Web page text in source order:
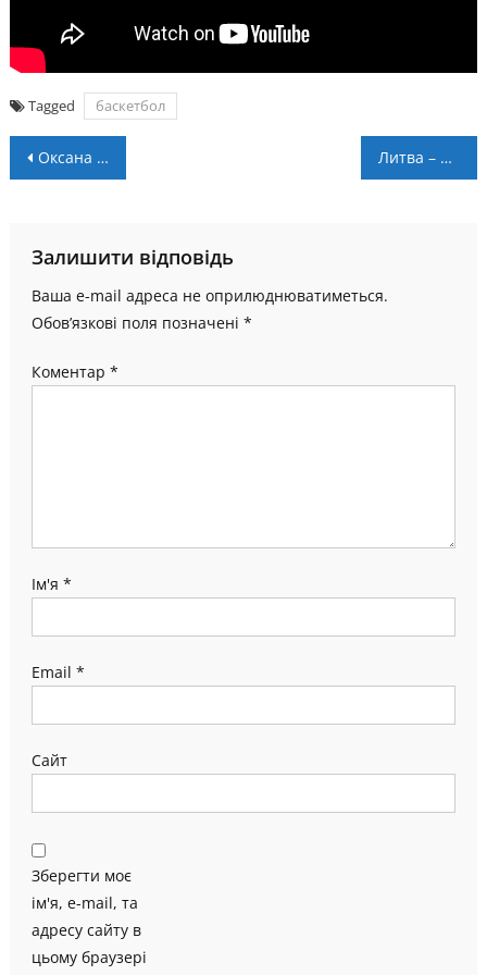
Tagged баскетбол
Навігація
Оксана Геник: “У чемпіонській групі велика конкуренція, і цей досвід дуже важливий” Литва – Україна: пряма трансляція
Залишити відповідь
Ваша e-mail адреса не оприлюднюватиметься.
Обов’язкові поля позначені *
Коментар *
Ім'я *
Email *
Сайт
Зберегти моє
ім'я, e-mail, та
адресу сайту в
цьому браузері